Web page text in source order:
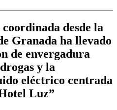
desde la
Granada ha llevado
de envergadura
y la
eléctrico centrada
Luz”